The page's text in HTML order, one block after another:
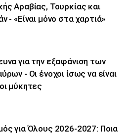
Αραβίας, Τουρκίας και
- «Είναι μόνο στα χαρτιά»
για την εξαφάνιση των
- Οι ένοχοι ίσως να είναι
μύκητες
για Όλους 2026-2027: Ποια